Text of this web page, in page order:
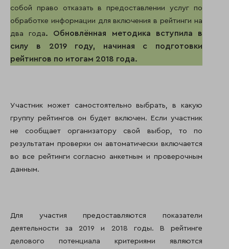
собой право отказать в предоставлении услуг по
обработке информации для включения в рейтинги на
два года. Обновлённая методика вступила в
силу в 2019 году, начиная с подготовки
рейтингов по итогам 2018 года.
Участник может самостоятельно выбрать, в какую
группу рейтингов он будет включен. Если участник
не сообщает организатору свой выбор, то по
результатам проверки он автоматически включается
во все рейтинги согласно анкетным и проверочным
данным.
Для участия предоставляются показатели
деятельности за 2019 и 2018 годы. В рейтинге
делового потенциала критериями являются